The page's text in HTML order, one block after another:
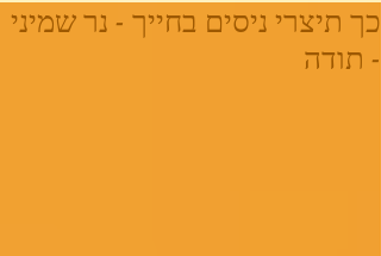
כך תיצרי ניסים בחייך - נר שמיני
- תודה